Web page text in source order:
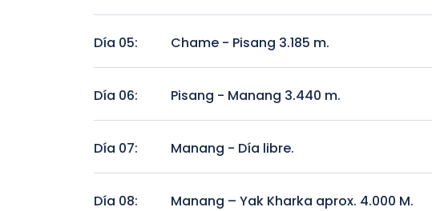
Día 05: Chame - Pisang 3.185 m.
Día 06: Pisang - Manang 3.440 m.
Día 07: Manang - Día libre.
Día 08: Manang – Yak Kharka aprox. 4.000 M.